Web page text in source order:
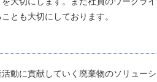
とも大切にしております。
動に貢献していく廃棄物のソリューシ